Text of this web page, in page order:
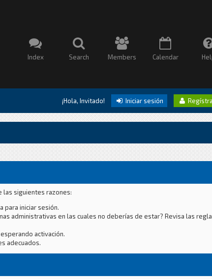
Index Search Members Calendar
¡Hola, Invitado! Iniciar sesión
las siguientes razones:
para iniciar sesión.
administrativas en las cuales no deberías de estar? Revisa las
activación.
adecuados.